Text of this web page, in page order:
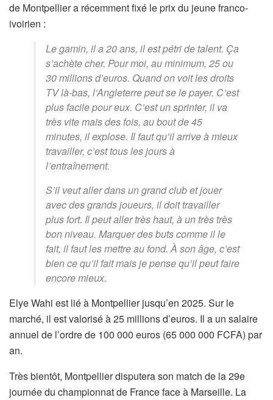
de Montpellier a récemment fixé le prix du jeune franco-
ivoirien :
Le gamin, il a 20 ans, il est pétri de talent. Ça
s’achète cher. Pour moi, au minimum, 25 ou
30 millions d’euros. Quand on voit les droits
TV là-bas, l’Angleterre peut se le payer. C’est
plus facile pour eux. C’est un sprinter, il va
très vite mais des fois, au bout de 45
minutes, il explose. Il faut qu’il arrive à mieux
travailler, c’est tous les jours à
l’entraînement.
S’il veut aller dans un grand club et jouer
avec des grands joueurs, il doit travailler
plus fort. Il peut aller très haut, à un très très
bon niveau. Marquer des buts comme il le
fait, il faut les mettre au fond. À son âge, c’est
bien ce qu’il fait mais je pense qu’il peut faire
encore mieux.
Elye Wahi est lié à Montpellier jusqu’en 2025. Sur le
marché, il est valorisé à 25 millions d’euros. Il a un salaire
annuel de l’ordre de 100 000 euros (65 000 000 FCFA) par
an.
Très bientôt, Montpellier disputera son match de la 29e
journée du championnat de France face à Marseille. La